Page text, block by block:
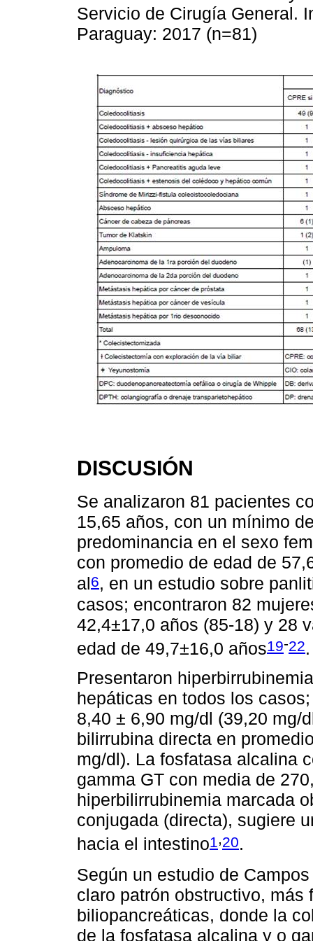
Servicio de Cirugía General.
Paraguay: 2017 (n=81)
DISCUSIÓN
Se analizaron 81 pacientes
15,65 años, con un mínimo
predominancia en el sexo
con promedio de edad de
al 6, en un estudio sobre
casos; encontraron 82
42,4±17,0 años (85-18) y 28
edad de 49,7±16,0 años19-22.
Presentaron
hepáticas en todos los
8,40 ± 6,90 mg/dl (39,20 mg/
bilirrubina directa en
mg/dl). La fosfatasa alcalina
gamma GT con media de
hiperbilirrubinemia marcada
conjugada (directa), sugiere
hacia el intestino1 ,20.
Según un estudio de
claro patrón obstructivo,
biliopancreáticas, donde la
de la fosfatasa alcalina y o